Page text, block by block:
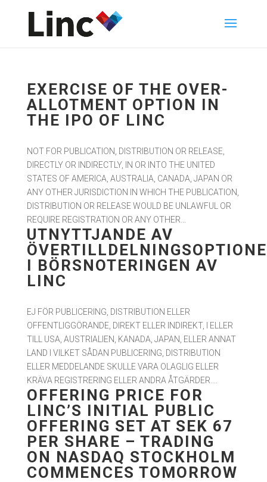
EXERCISE OF THE OVER-
ALLOTMENT OPTION IN
THE IPO OF LINC
NOT FOR PUBLICATION, DISTRIBUTION OR RELEASE,
DIRECTLY OR INDIRECTLY, IN OR INTO THE UNITED
STATES OF AMERICA, AUSTRALIA, CANADA, JAPAN OR
ANY OTHER JURISDICTION IN WHICH THE PUBLICATION,
DISTRIBUTION OR RELEASE WOULD BE UNLAWFUL OR
REQUIRE REGISTRATION OR ANY OTHER...
UTNYTTJANDE AV
I BÖRSNOTERINGEN AV
LINC
EJ FÖR PUBLICERING, DISTRIBUTION ELLER
OFFENTLIGGÖRANDE, DIREKT ELLER INDIREKT, I ELLER
TILL USA, AUSTRIALIEN, KANADA, JAPAN, ELLER ANNAT
LAND I VILKET SÅDAN PUBLICERING, DISTRIBUTION
ELLER MEDDELANDE SKULLE VARA OLAGLIG ELLER
KRÄVA REGISTRERING ELLER ANDRA ÅTGÄRDER....
OFFERING PRICE FOR
LINC’S INITIAL PUBLIC
OFFERING SET AT SEK 67
PER SHARE – TRADING
ON NASDAQ STOCKHOLM
COMMENCES TOMORROW